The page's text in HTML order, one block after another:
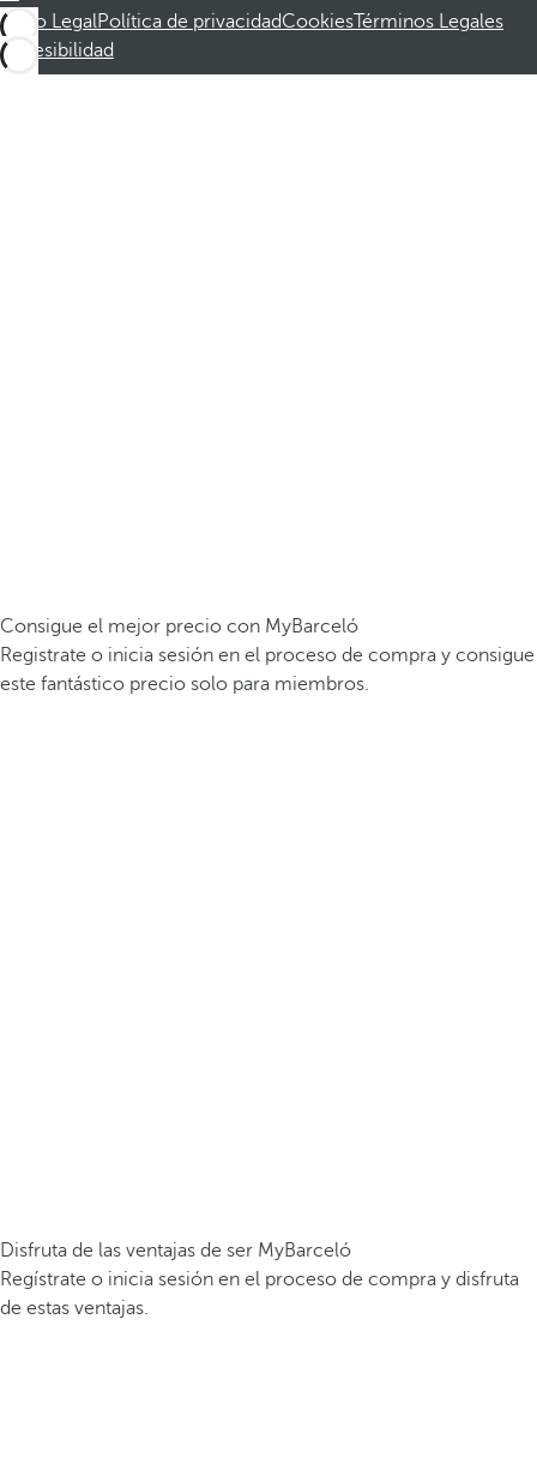
Aviso LegalPolítica de privacidadCookiesTérminos Legales
Accesibilidad
Consigue el mejor precio con MyBarceló
Registrate o inicia sesión en el proceso de compra y consigue
este fantástico precio solo para miembros.
Disfruta de las ventajas de ser MyBarceló
Regístrate o inicia sesión en el proceso de compra y disfruta
de estas ventajas.